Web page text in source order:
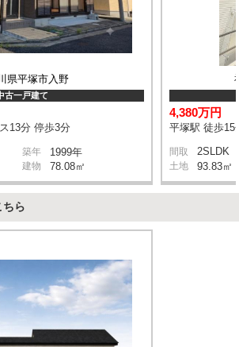
県平塚市入野
古一戸建て
13分 停歩3分
築年 1999年
建物 78.08㎡
4,380万円
平塚駅 徒歩15
間取 2SLDK
土地 93.83㎡
ちら